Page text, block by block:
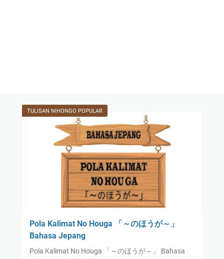
TULISAN NIHONGO POPULAR
Pola Kalimat No Houga 「～のほうが～」
Bahasa Jepang
Pola Kalimat No Houga 「～のほうが～」 Bahasa